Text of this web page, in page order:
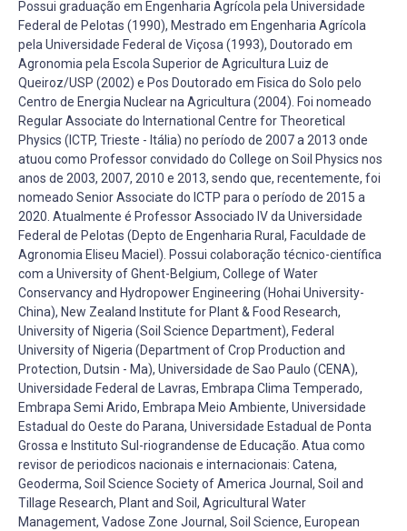
Possui graduação em Engenharia Agrícola pela Universidade
Federal de Pelotas (1990), Mestrado em Engenharia Agrícola
pela Universidade Federal de Viçosa (1993), Doutorado em
Agronomia pela Escola Superior de Agricultura Luiz de
Queiroz/USP (2002) e Pos Doutorado em Fisica do Solo pelo
Centro de Energia Nuclear na Agricultura (2004). Foi nomeado
Regular Associate do International Centre for Theoretical
Physics (ICTP, Trieste - Itália) no período de 2007 a 2013 onde
atuou como Professor convidado do College on Soil Physics nos
anos de 2003, 2007, 2010 e 2013, sendo que, recentemente, foi
nomeado Senior Associate do ICTP para o período de 2015 a
2020. Atualmente é Professor Associado IV da Universidade
Federal de Pelotas (Depto de Engenharia Rural, Faculdade de
Agronomia Eliseu Maciel). Possui colaboração técnico-científica
com a University of Ghent-Belgium, College of Water
Conservancy and Hydropower Engineering (Hohai University-
China), New Zealand Institute for Plant & Food Research,
University of Nigeria (Soil Science Department), Federal
University of Nigeria (Department of Crop Production and
Protection, Dutsin - Ma), Universidade de Sao Paulo (CENA),
Universidade Federal de Lavras, Embrapa Clima Temperado,
Embrapa Semi Arido, Embrapa Meio Ambiente, Universidade
Estadual do Oeste do Parana, Universidade Estadual de Ponta
Grossa e Instituto Sul-riograndense de Educação. Atua como
revisor de periodicos nacionais e internacionais: Catena,
Geoderma, Soil Science Society of America Journal, Soil and
Tillage Research, Plant and Soil, Agricultural Water
Management, Vadose Zone Journal, Soil Science, European